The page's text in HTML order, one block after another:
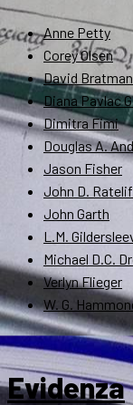
Anne Petty
Corey Olsen
David Bratman
Diana Pavlac
Dimitra Fimi
Douglas A.
Jason Fisher
John D.
John Garth
L.M.
Michael D.C.
Verlyn Flieger
W. G.
Evidenza